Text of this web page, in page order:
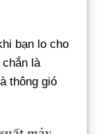
bạn lo cho
là
thông gió